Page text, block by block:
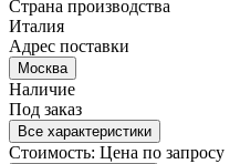
Страна производства
Италия
Адрес поставки
Москва
Наличие
Под заказ
Все характеристики
Стоимость: Цена по запросу